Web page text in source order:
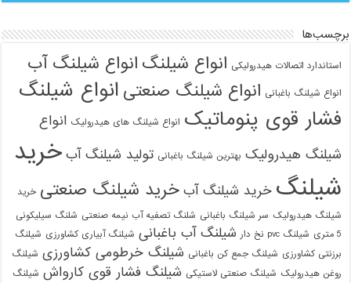
برچسب‌ها
استاندارد اتصالات هیدرولیکی انواع شیلنگ انواع شیلنگ آب
انواع شیلنگ باغبانی انواع شیلنگ صنعتی انواع شیلنگ
فشار قوی پنوماتیک انواع شیلنگ های هیدرولیک انواع
شیلنگ هیدرولیک بهترین شیلنگ باغبانی تولید شیلنگ آب خرید
شیلنگ خرید شیلنگ آب خرید شیلنگ صنعتی خرید
شیلنگ هیدرولیک سر شیلنگ باغبانی شلنگ تصفیه آب نیمه صنعتی شلنگ سیلیکونی
5 متری
شیلنگ pvc نخ دار شیلنگ آب باغبانی شیلنگ آبیاری کشاورزی شیلنگ
برزنتی کشاورزی شیلنگ جمع کن باغبانی شیلنگ خرطومی کشاورزی شیلنگ
روغن هیدرولیک شیلنگ صنعتی لاستیکی شیلنگ فشار قوی کارواش شیلنگ